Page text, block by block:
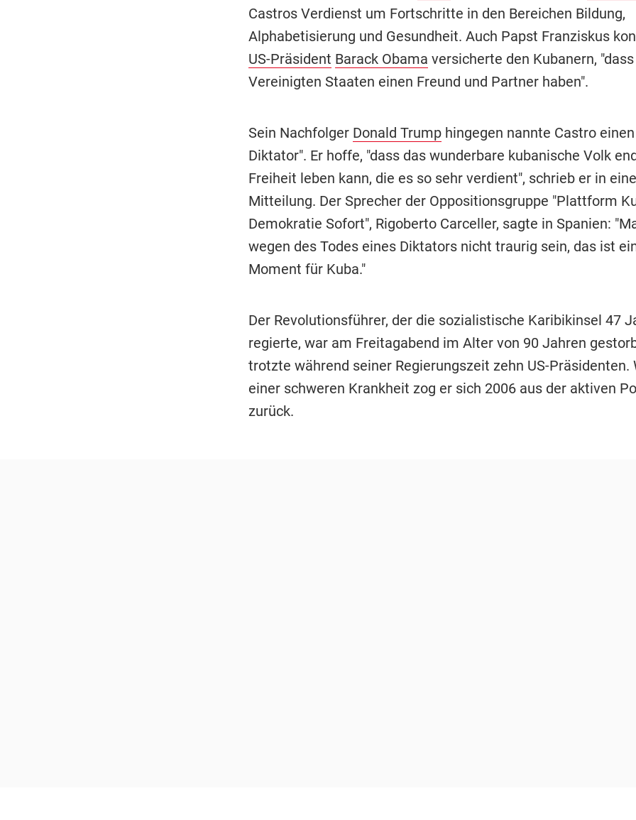
Castros Verdienst um Fortschritte in den Bereichen Bildung,
Alphabetisierung und Gesundheit. Auch Papst Franziskus
US-Präsident Barack Obama versicherte den Kubanern,
Vereinigten Staaten einen Freund und Partner haben".
Sein Nachfolger Donald Trumphingegen nannte Castro
Diktator". Er hoffe, "dass das wunderbare kubanische Volk
Freiheit leben kann, die es so sehr verdient", schrieb er in
Mitteilung. Der Sprecher der Oppositionsgruppe "Plattform
Demokratie Sofort", Rigoberto Carceller, sagte in Spanien:
wegen des Todes eines Diktators nicht traurig sein, das ist
Moment für Kuba."
Der Revolutionsführer, der die sozialistische Karibikinsel 47
regierte, war am Freitagabend im Alter von 90 Jahren
trotzte während seiner Regierungszeit zehn US-Präsidenten.
einer schweren Krankheit zog er sich 2006 aus der aktiven
zurück.